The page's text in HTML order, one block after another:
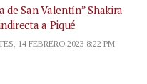
de San Valentín” Shakira
a Piqué
14 FEBRERO 2023 8:22 PM